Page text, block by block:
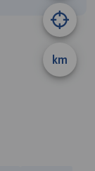
km